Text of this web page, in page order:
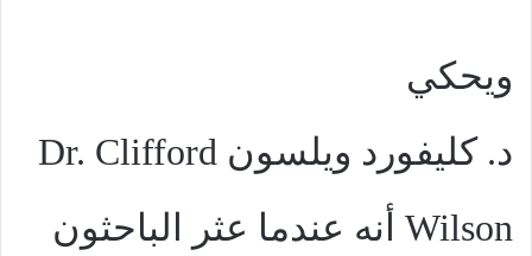
ويحكي
د. كليفورد ويلسون Dr. Clifford
Wilson أنه عندما عثر الباحثون